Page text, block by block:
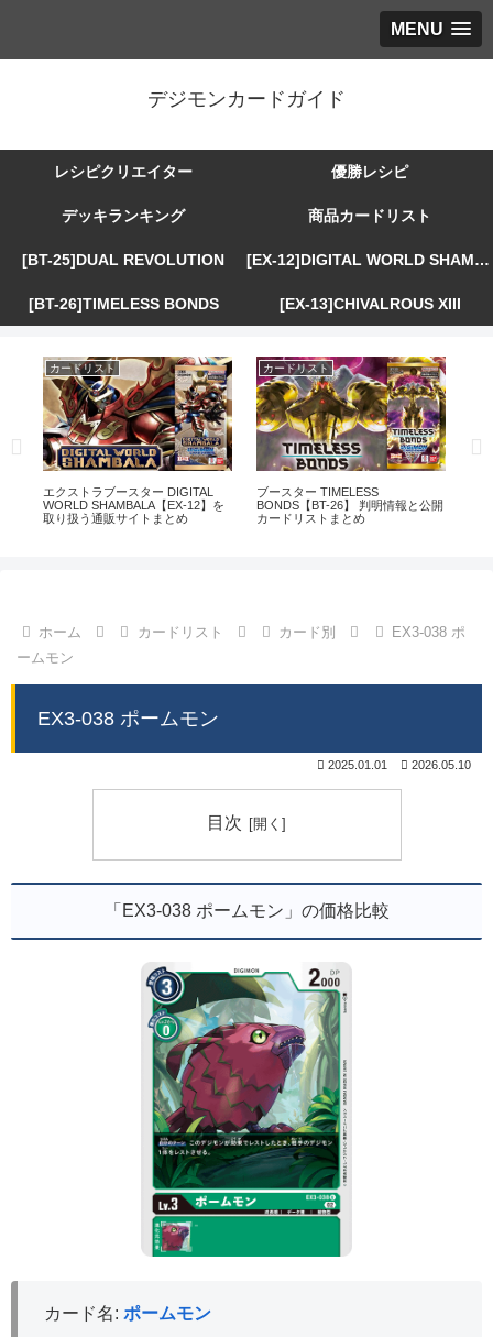
MENU
デジモンカードガイド
レシピクリエイター 優勝レシピ
デッキランキング 商品カードリスト
[BT-25]DUAL REVOLUTION [EX-12]DIGITAL WORLD SHAMBALA
[BT-26]TIMELESS BONDS [EX-13]CHIVALROUS XIII
カードリスト
エクストラブースター DIGITAL
WORLD SHAMBALA【EX-12】を
取り扱う通販サイトまとめ
カードリスト
ブースター TIMELESS
BONDS【BT-26】 判明情報と公開
カードリストまとめ
ホーム カードリスト カード別
EX3-038 ポ
ームモン
EX3-038 ポームモン
2025.01.01 2026.05.10
目次
「EX3-038 ポームモン」の価格比較
カード名: ポームモン